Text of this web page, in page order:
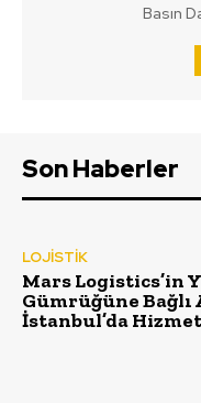
Basın
Son Haberler
LOJİSTİK
Mars Logistics’in
Gümrüğüne
İstanbul’da